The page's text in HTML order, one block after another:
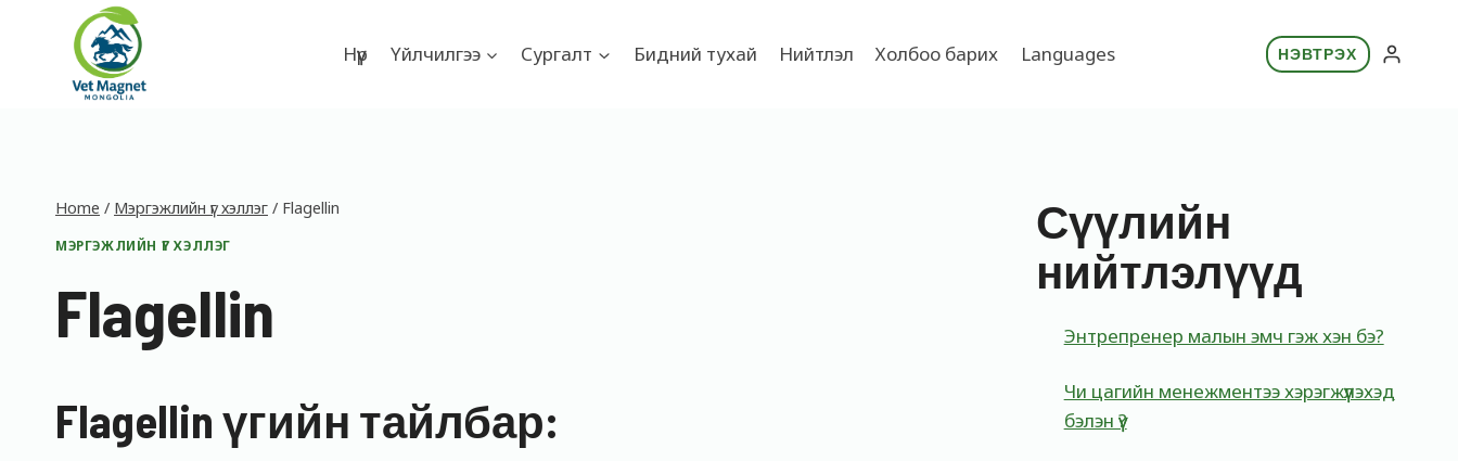
Нүүр Үйлчилгээ Сургалт Бидний тухай Нийтлэл Холбоо барих Languages НЭВТРЭХ
Home / Мэргэжлийн үг хэллэг / Flagellin
МЭРГЭЖЛИЙН ҮГ ХЭЛЛЭГ
Flagellin
Flagellin үгийн тайлбар:
Сүүлийн
нийтлэлүүд
Энтрепренер малын эмч гэж хэн бэ?
Чи цагийн менежментээ хэрэгжүүлэхэд
бэлэн үү?